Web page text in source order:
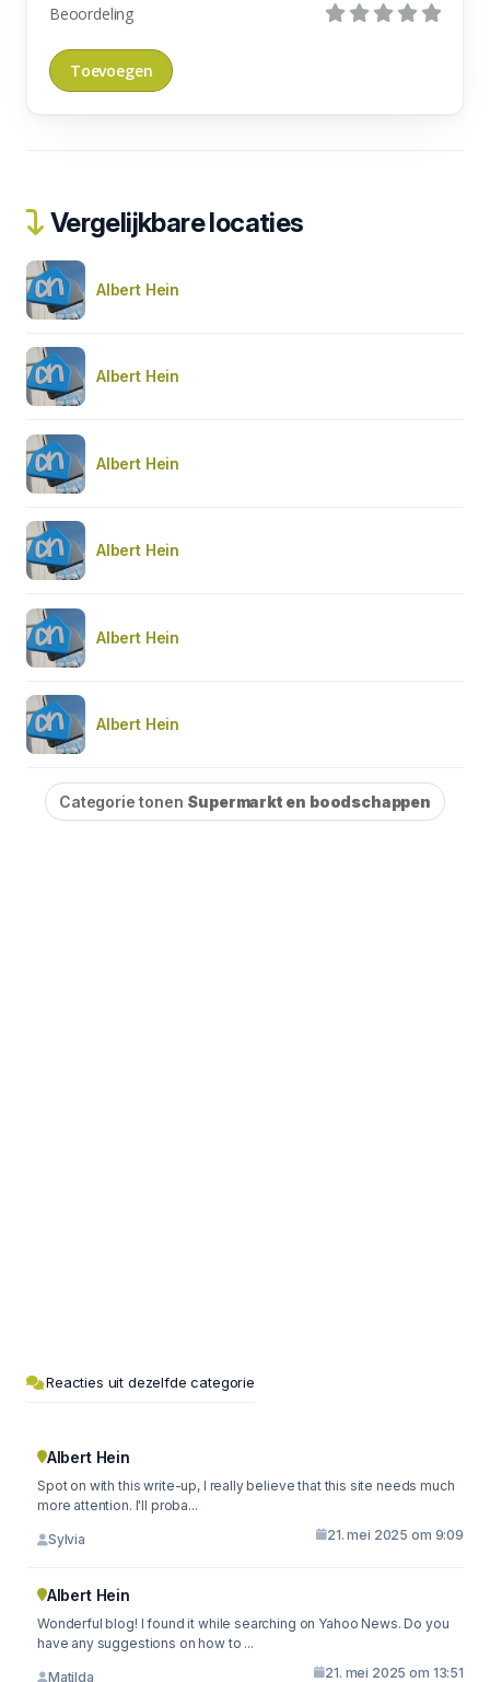
Beoordeling
Vergelijkbare locaties
Albert Hein
Albert Hein
Albert Hein
Albert Hein
Albert Hein
Albert Hein
Categorie tonen Supermarkt en boodschappen
Reacties uit dezelfde categorie
Albert Hein
Spot on with this write-up, I really believe that this site needs much
more attention. I'll proba...
Sylvia 21. mei 2025 om 9:09
Albert Hein
Wonderful blog! I found it while searching on Yahoo News. Do you
have any suggestions on how to ...
Matilda 21. mei 2025 om 13:51